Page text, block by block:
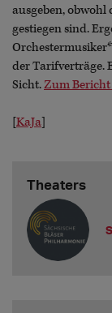
ausgeben,
gestiegen sind.
der Tarifverträge.
Sicht.Zum
[KaJa]
Theaters